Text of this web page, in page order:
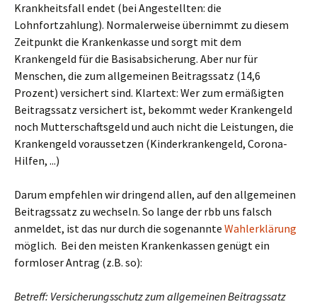
Krankheitsfall endet (bei Angestellten: die
Lohnfortzahlung). Normalerweise übernimmt zu diesem
Zeitpunkt die Krankenkasse und sorgt mit dem
Krankengeld für die Basisabsicherung. Aber nur für
Menschen, die zum allgemeinen Beitragssatz (14,6
Prozent) versichert sind. Klartext: Wer zum ermäßigten
Beitragssatz versichert ist, bekommt weder Krankengeld
noch Mutterschaftsgeld und auch nicht die Leistungen, die
Krankengeld voraussetzen (Kinderkrankengeld, Corona-
Hilfen, ...)
Darum empfehlen wir dringend allen, auf den allgemeinen
Beitragssatz zu wechseln. So lange der rbb uns falsch
anmeldet, ist das nur durch die sogenannte Wahlerklärung
möglich. Bei den meisten Krankenkassen genügt ein
formloser Antrag (z.B. so):
Betreff: Versicherungsschutz zum allgemeinen Beitragssatz